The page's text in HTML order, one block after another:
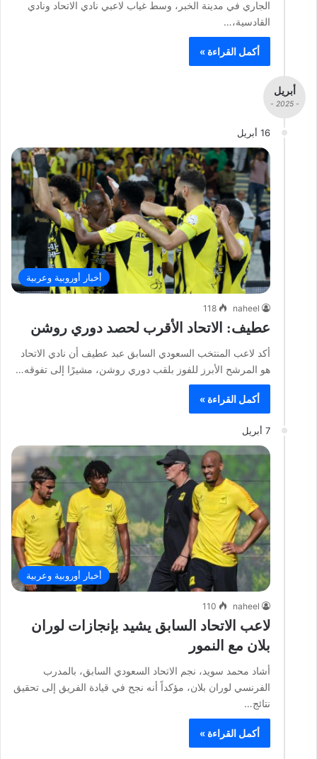
الجاري في مدينة الخبر، وسط غياب لاعبي نادي الاتحاد ونادي
القادسية،…
أكمل القراءة »
أبريل
- 2025 -
16 أبريل
أخبار أوروبية وعربية
naheel
118
عطيف: الاتحاد الأقرب لحصد دوري روشن
أكد لاعب المنتخب السعودي السابق عبد عطيف أن نادي الاتحاد
هو المرشح الأبرز للفوز بلقب دوري روشن، مشيرًا إلى تفوقه…
أكمل القراءة »
7 أبريل
أخبار أوروبية وعربية
naheel
110
لاعب الاتحاد السابق يشيد بإنجازات لوران
بلان مع النمور
أشاد محمد سويد، نجم الاتحاد السعودي السابق، بالمدرب
الفرنسي لوران بلان، مؤكداً أنه نجح في قيادة الفريق إلى تحقيق
نتائج…
أكمل القراءة »